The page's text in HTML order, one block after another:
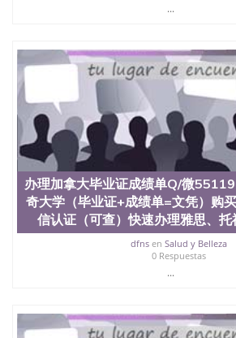
...
办理加拿大毕业证成绩单Q/微
奇大学（毕业证+成绩单=文凭）购
信认证（可查）快速办理雅思、
dfnsen Salud y Belleza
0 Respuestas
...